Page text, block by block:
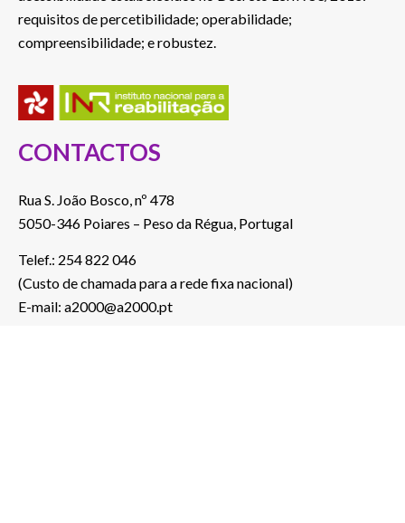
requisitos de percetibilidade; operabilidade;
compreensibilidade; e robustez.
CONTACTOS
Rua S. João Bosco, nº 478
5050-346 Poiares – Peso da Régua, Portugal
Telef.: 254 822 046
(Custo de chamada para a rede fixa nacional)
E-mail: a2000@a2000.pt